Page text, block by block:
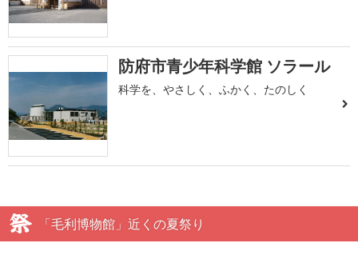
防府市青少年科学館 ソラール
科学を、やさしく、ふかく、たのしく
「毛利博物館」近くの夏祭り